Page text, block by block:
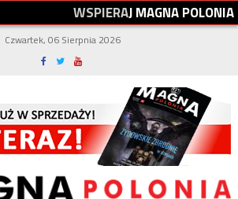
WSPIERAJMAGNAPOLONIA
Czwartek, 06 Sierpnia 2026